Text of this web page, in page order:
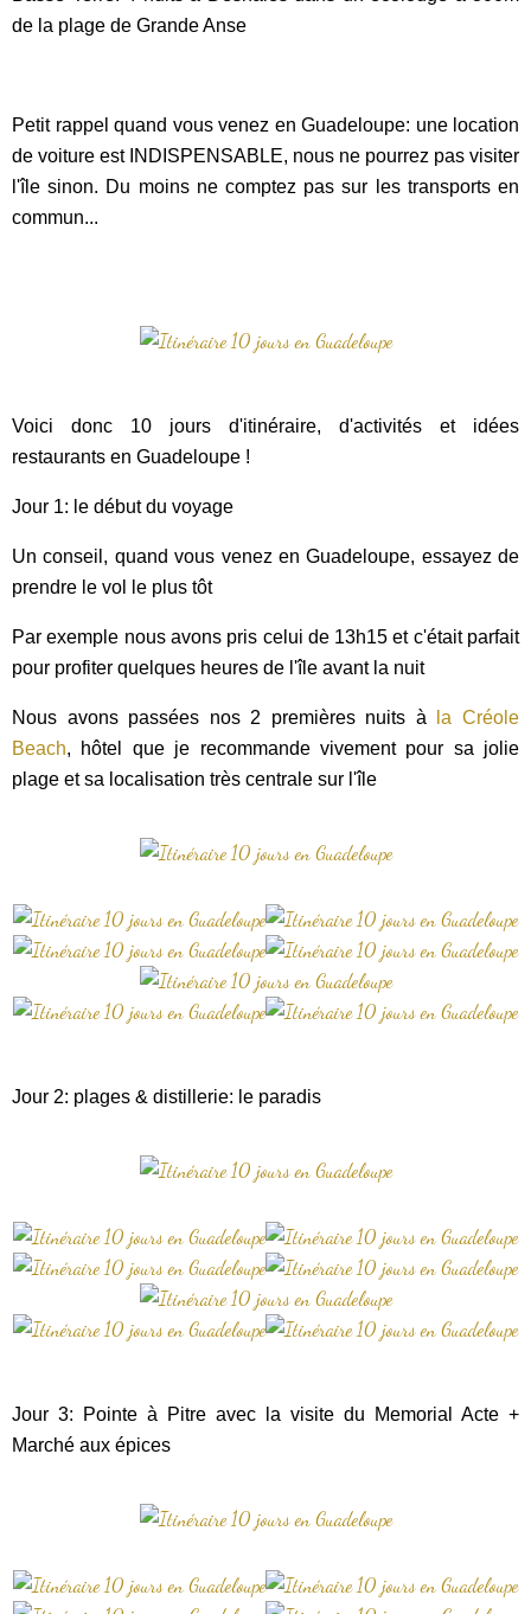
de la plage de Grande Anse
Petit rappel quand vous venez en Guadeloupe: une location
de voiture est INDISPENSABLE, nous ne pourrez pas visiter
l'île sinon. Du moins ne comptez pas sur les transports en
commun...
Voici donc 10 jours d'itinéraire, d'activités et idées
restaurants en Guadeloupe !
Jour 1: le début du voyage
Un conseil, quand vous venez en Guadeloupe, essayez de
prendre le vol le plus tôt
Par exemple nous avons pris celui de 13h15 et c'était parfait
pour profiter quelques heures de l'île avant la nuit
Nous avons passées nos 2 premières nuits à
la Créole
Beach, hôtel que je recommande vivement pour sa jolie
plage et sa localisation très centrale sur l'île
Jour 2: plages & distillerie: le paradis
Jour 3: Pointe à Pitre avec la visite du Memorial Acte +
Marché aux épices